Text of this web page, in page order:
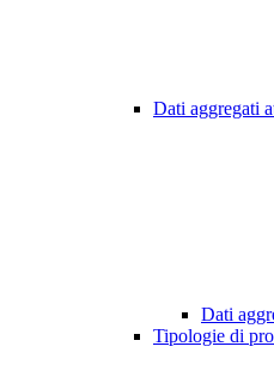
Dati aggregati
Dati
Tipologie di